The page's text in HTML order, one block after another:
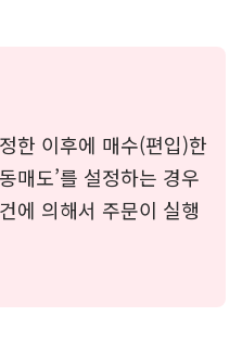
한 이후에 매수(편입)한
매도’를 설정하는 경우
에 의해서 주문이 실행